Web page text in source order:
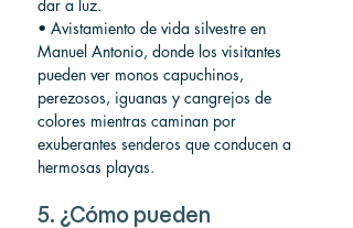
dar a luz.
• Avistamiento de vida silvestre en
Manuel Antonio, donde los visitantes
pueden ver monos capuchinos,
perezosos, iguanas y cangrejos de
colores mientras caminan por
exuberantes senderos que conducen a
hermosas playas.
5. ¿Cómo pueden